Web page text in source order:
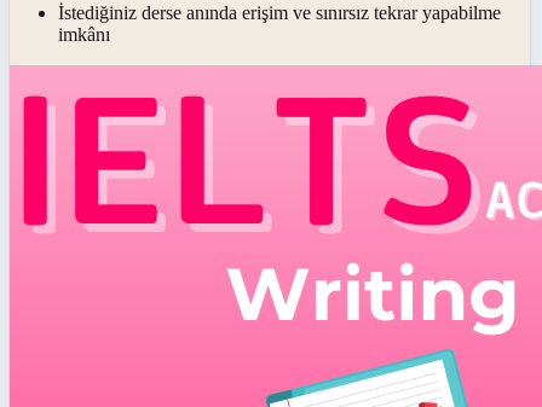
İstediğiniz derse anında erişim ve sınırsız tekrar yapabilme
imkânı